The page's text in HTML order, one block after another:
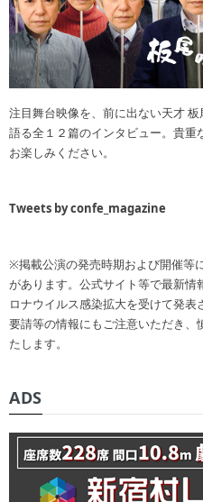
注目舞台映像を、前に出ない天才
語る全１２篇のインタビュー。貴
お楽しみください。
Tweets by confe_magazine
※掲載公演の発売時期および開催等
があります。公式サイト等で最新情
ロナウイルス感染拡大を受けて発
要請等の情報にもご注意いただき
たします。
ADS